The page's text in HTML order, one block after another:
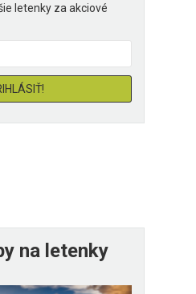
letenky za akciové
na letenky